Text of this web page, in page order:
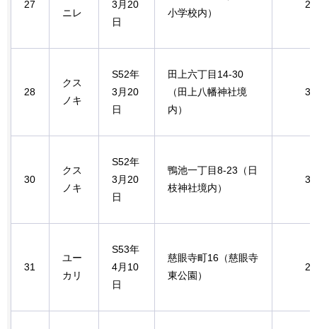
27
ニレ
3月20
日
小学校内）
28
クス
ノキ
S52年
3月20
日
田上六丁目14-30
（田上八幡神社境
内）
30
クス
ノキ
S52年
3月20
日
鴨池一丁目8-23（日
枝神社境内）
31
ユー
カリ
S53年
4月10
日
慈眼寺町16（慈眼寺
東公園）